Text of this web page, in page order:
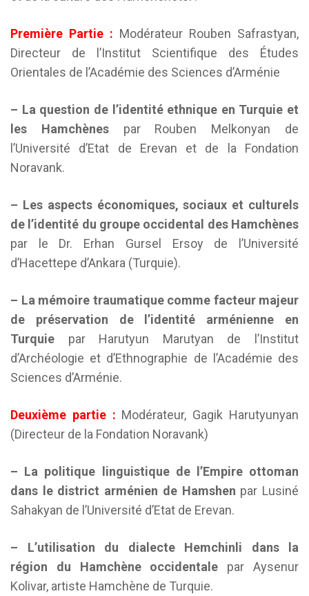
Première Partie : Modérateur Rouben Safrastyan,
Directeur de l’Institut Scientifique des Études
Orientales de l’Académie des Sciences d’Arménie
– La question de l’identité ethnique en Turquie et
les Hamchènespar Rouben Melkonyan de
l’Université d’Etat de Erevan et de la Fondation
Noravank.
– Les aspects économiques, sociaux et culturels
de l’identité du groupe occidental des Hamchènes
par le Dr. Erhan Gursel Ersoy de l’Université
d’Hacettepe d’Ankara (Turquie).
– La mémoire traumatique comme facteur majeur
de préservation de l’identité arménienne en
Turquie par Harutyun Marutyan de l’Institut
d’Archéologie et d’Ethnographie de l’Académie des
Sciences d’Arménie.
Deuxième partie : Modérateur, Gagik Harutyunyan
(Directeur de la Fondation Noravank)
– La politique linguistique de l’Empire ottoman
dans le district arménien de Hamshen par Lusiné
Sahakyan de l’Université d’Etat de Erevan.
– L’utilisation du dialecte Hemchinli dans la
région du Hamchène occidentale par Aysenur
Kolivar, artiste Hamchène de Turquie.